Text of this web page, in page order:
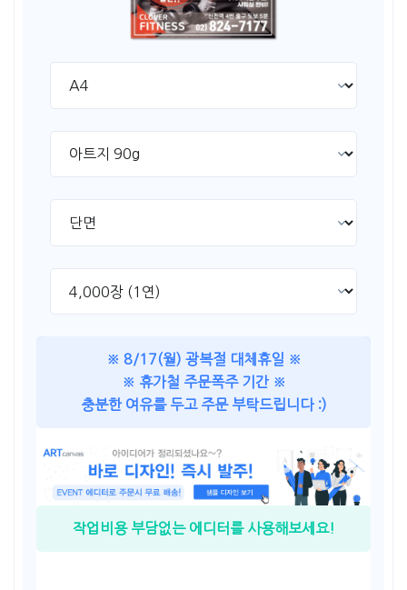
※ 8/17(월) 광복절 대체휴일 ※
※ 휴가철 주문폭주 기간 ※
충분한 여유를 두고 주문 부탁드립니다 :)
작업비용 부담없는 에디터를 사용해보세요!